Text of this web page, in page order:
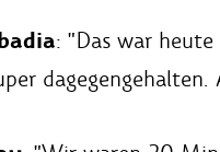
: "Das war